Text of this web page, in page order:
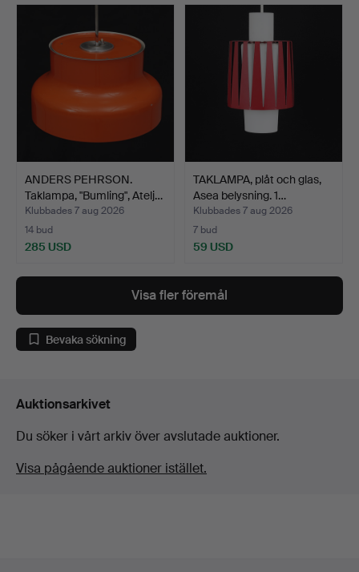
ANDERS PEHRSON.
Taklampa, "Bumling", Atelj…
Klubbades 7 aug 2026
14 bud
285 USD
TAKLAMPA, plåt och glas,
Asea belysning. 1…
Klubbades 7 aug 2026
7 bud
59 USD
Visa fler föremål
Bevaka sökning
Auktionsarkivet
Du söker i vårt arkiv över avslutade auktioner.
Visa pågående auktioner istället.